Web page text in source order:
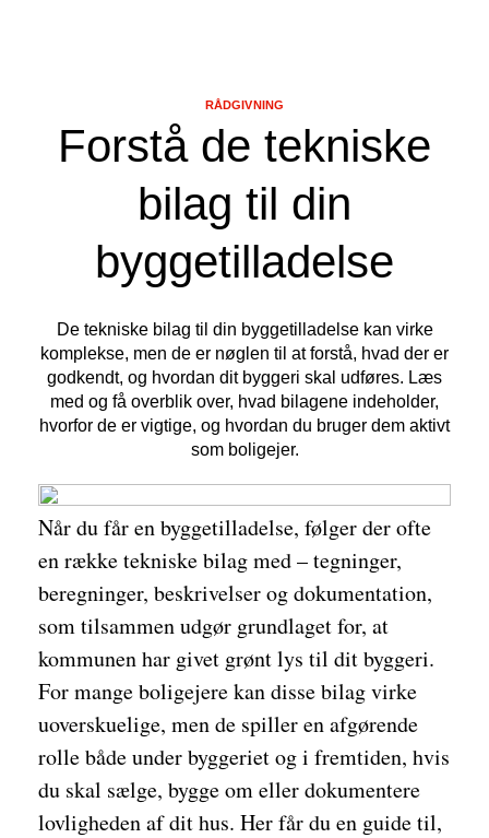
Forstå de tekniske
bilag til din
byggetilladelse
RÅDGIVNING
De tekniske bilag til din byggetilladelse kan virke
komplekse, men de er nøglen til at forstå, hvad der er
godkendt, og hvordan dit byggeri skal udføres. Læs
med og få overblik over, hvad bilagene indeholder,
hvorfor de er vigtige, og hvordan du bruger dem aktivt
som boligejer.
Når du får en byggetilladelse, følger der ofte
en række tekniske bilag med – tegninger,
beregninger, beskrivelser og dokumentation,
som tilsammen udgør grundlaget for, at
kommunen har givet grønt lys til dit byggeri.
For mange boligejere kan disse bilag virke
uoverskuelige, men de spiller en afgørende
rolle både under byggeriet og i fremtiden, hvis
du skal sælge, bygge om eller dokumentere
lovligheden af dit hus. Her får du en guide til,